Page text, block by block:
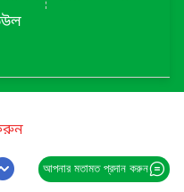
আপনার মতামত প্রদান করুন